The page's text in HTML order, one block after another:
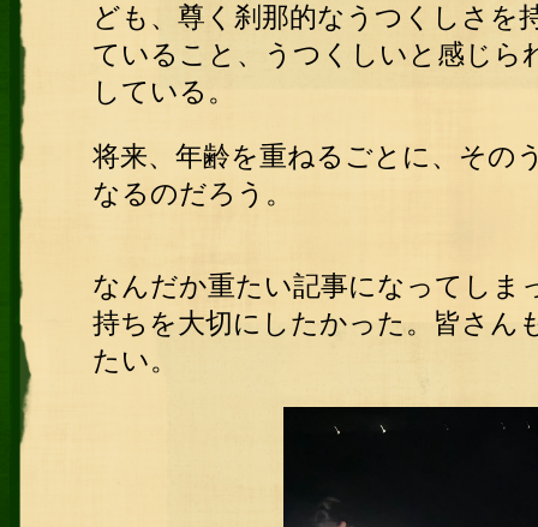
ども、尊く刹那的なうつくしさを
ていること、うつくしいと感じら
している。
将来、年齢を重ねるごとに、その
なるのだろう。
なんだか重たい記事になってしま
持ちを大切にしたかった。皆さん
たい。